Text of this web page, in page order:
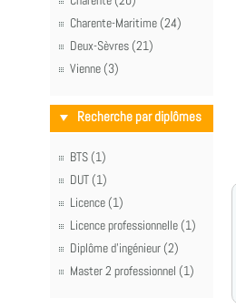
Charente-Maritime (24)
Deux-Sèvres (21)
Vienne (3)
Recherche par diplômes
BTS (1)
DUT (1)
Licence (1)
Licence professionnelle (1)
Diplôme d'ingénieur (2)
Master 2 professionnel (1)